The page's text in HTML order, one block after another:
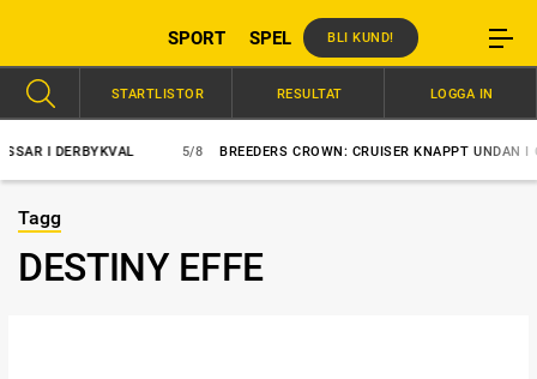
SPORT SPEL BLI KUND!
I DERBYKVAL 5/8 BREEDERS CROWN: CRUISER KNAPPT UNDAN I
STARTLISTOR RESULTAT LOGGA IN
Tagg
DESTINY EFFE